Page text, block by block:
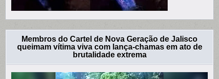
Membros do Cartel de Nova Geração de Jalisco
queimam vítima viva com lança-chamas em ato de
brutalidade extrema